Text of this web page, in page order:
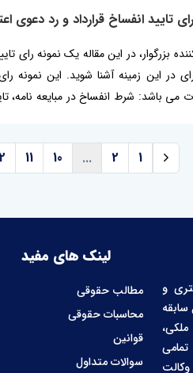
تایید انفساخ قرارداد و رد
بزرگوار، در این مقاله یک نمونه رای
می باشد: شرط انفساخ در مبایعه نامه،
نامه، با صدور گواهینامه عدم...
1
2
...
10
11
و
لینک های مفید
مطالب حقوقی
محاسبات حقوقی
قوانین
سوالات متداول